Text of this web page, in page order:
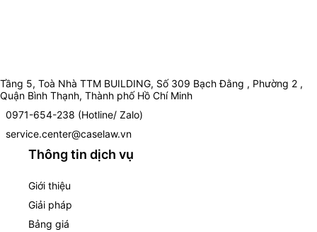
Tầng 5, Toà Nhà TTM BUILDING, Số 309 Bạch Đằng , Phường 2 ,
Quận Bình Thạnh, Thành phố Hồ Chí Minh
0971-654-238 (Hotline/ Zalo)
service.center@caselaw.vn
Thông tin dịch vụ
Giới thiệu
Giải pháp
Bảng giá